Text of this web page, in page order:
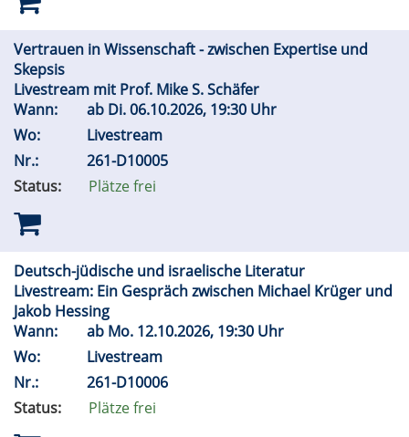
Vertrauen in Wissenschaft - zwischen Expertise und
Skepsis
Livestream mit Prof. Mike S. Schäfer
Wann:
ab Di.06.10.2026, 19:30 Uhr
Wo:
Livestream
Nr.:
261-D10005
Status:
Plätze frei
Deutsch-jüdische und israelische Literatur
Livestream: Ein Gespräch zwischen Michael Krüger und
Jakob Hessing
Wann:
ab Mo. 12.10.2026, 19:30 Uhr
Wo:
Livestream
Nr.:
261-D10006
Status:
Plätze frei